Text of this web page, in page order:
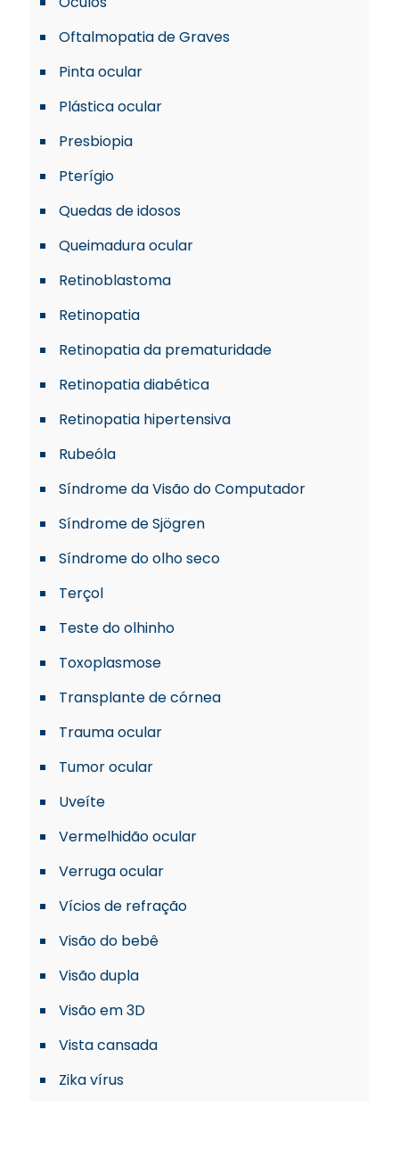
Oftalmopatia de Graves
Pinta ocular
Plástica ocular
Presbiopia
Pterígio
Quedas de idosos
Queimadura ocular
Retinoblastoma
Retinopatia
Retinopatia da prematuridade
Retinopatia diabética
Retinopatia hipertensiva
Rubeóla
Síndrome da Visão do Computador
Síndrome de Sjögren
Síndrome do olho seco
Terçol
Teste do olhinho
Toxoplasmose
Transplante de córnea
Trauma ocular
Tumor ocular
Uveíte
Vermelhidão ocular
Verruga ocular
Vícios de refração
Visão do bebê
Visão dupla
Visão em 3D
Vista cansada
Zika vírus